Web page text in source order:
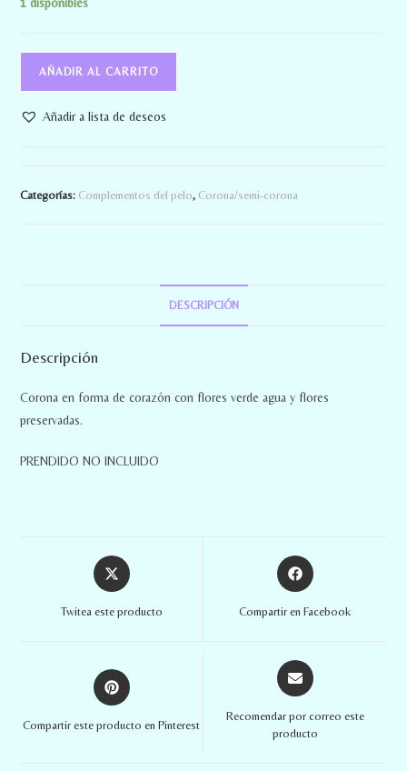
1 disponibles
AÑADIR AL CARRITO
Añadir a lista de deseos
Categorías: Complementos del pelo, Corona/semi-corona
DESCRIPCIÓN
Descripción
Corona en forma de corazón con flores verde agua y flores
preservadas.
PRENDIDO NO INCLUIDO
Twitea este producto Compartir en Facebook
Compartir este producto en Pinterest
Recomendar por correo este
producto